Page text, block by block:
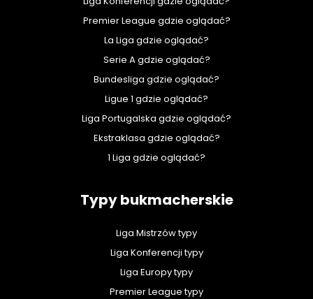
Premier League gdzie oglądać?
La Liga gdzie oglądać?
Serie A gdzie oglądać?
Bundesliga gdzie oglądać?
Ligue 1 gdzie oglądać?
Liga Portugalska gdzie oglądać?
Ekstraklasa gdzie oglądać?
1 Liga gdzie oglądać?
Typy bukmacherskie
Liga Mistrzów typy
Liga Konferencji typy
Liga Europy typy
Premier League typy